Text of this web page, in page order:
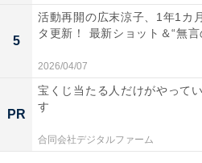
5
活動再開の広末涼子、1年1カ
タ更新！ 最新ショット＆“無
2026/04/07
PR
宝くじ当たる人だけがやって
す
合同会社デジタルファーム